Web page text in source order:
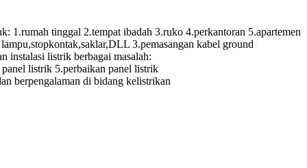
tinggal 2.tempat ibadah 3.ruko 4.perkantoran 5.apartemen
3.pemasangan kabel ground
instalasi listrik berbagai masalah:
listrik 5.perbaikan panel listrik
berpengalaman di bidang kelistrikan